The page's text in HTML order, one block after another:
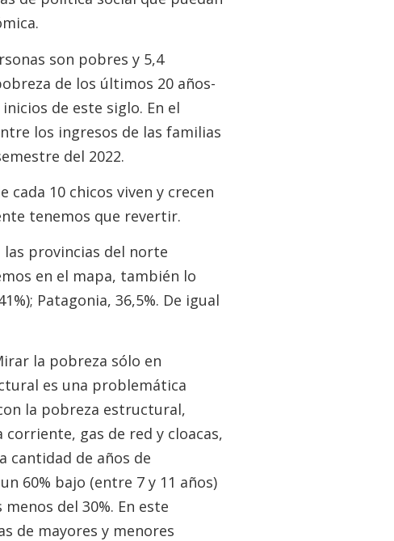
son pobres y 5,4
de los últimos 20 años-
de este siglo. En el
los ingresos de las familias
del 2022.
cada 10 chicos viven y crecen
tenemos que revertir.
provincias del norte
en el mapa, también lo
Patagonia, 36,5%. De igual
la pobreza sólo en
es una problemática
la pobreza estructural,
gas de red y cloacas,
cantidad de años de
60% bajo (entre 7 y 11 años)
del 30%. En este
de mayores y menores